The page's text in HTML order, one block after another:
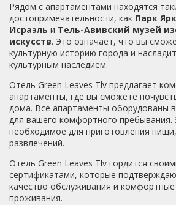
Рядом с апартаментами находятся
достопримечательности, как Парк
Исраэль и Тель-Авивский музей
искусств. Это означает, что вы
культурную историю города и
культурным наследием.
Отель Green Leaves Tlv предлагает
апартаменты, где вы сможете
дома. Все апартаменты оборудованы
для вашего комфортного пребывания.
необходимое для приготовления
развлечений.
Отель Green Leaves Tlv гордится
сертификатами, которые
качество обслуживания и комфортные
проживания.